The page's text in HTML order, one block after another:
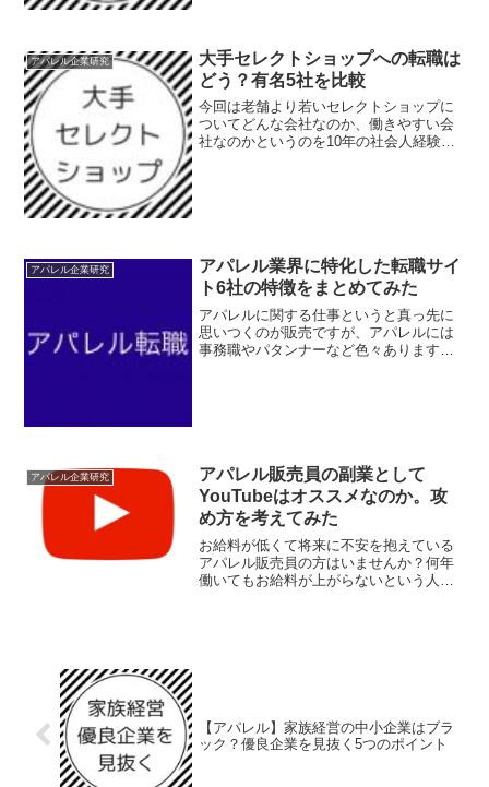
アパレル企業研究
大手セレクトショップへの転職は
どう？有名5社を比較
今回は老舗より若いセレクトショップに
ついてどんな会社なのか、働きやすい会
社なのかというのを10年の社会人経験か
アパレル企業研究
アパレル業界に特化した転職サイ
ト6社の特徴をまとめてみた
アパレルに関する仕事というと真っ先に
思いつくのが販売ですが、アパレルには
事務職やパタンナーなど色々あります。
アパレル企業研究
アパレル販売員の副業として
YouTubeはオススメなのか。攻
め方を考えてみた
お給料が低くて将来に不安を抱えている
アパレル販売員の方はいませんか？何年
働いてもお給料が上がらないという人も
【アパレル】家族経営の中小企業はブラ
ック？優良企業を見抜く5つのポイント